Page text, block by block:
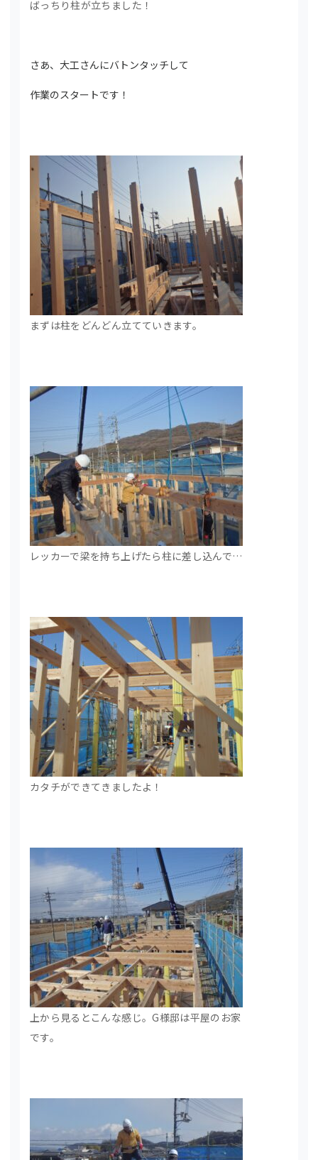
ばっちり柱が立ちました！
さあ、大工さんにバトンタッチして
作業のスタートです！
まずは柱をどんどん立てていきます。
レッカーで梁を持ち上げたら柱に差し込んで…
カタチができてきましたよ！
上から見るとこんな感じ。G様邸は平屋のお家
です。